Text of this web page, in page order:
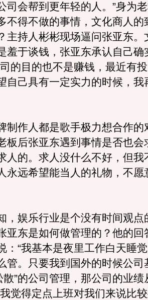
司会帮到更年轻的人。”身为
不得不做的事情，文化商人的
主持人彬彬现场逼问张亚东。
羞于谈钱，张亚东承认自己确
的目的也不是赚钱，最近有
自己具有一定实力的时候，我
作人都是歌手极力想合作的
板后张亚东遇到事情是否也会
人的。求人没什么不好，但我
永远希望能当人的礼物，不愿
娱乐行业是个没有时间观点
亚东是如何做管理的？他的回
：“我基本是夜里工作白天睡
管。只要我到国外的时候公司
散”的公司管理，那公司的业
觉得定点上班对我们来说比